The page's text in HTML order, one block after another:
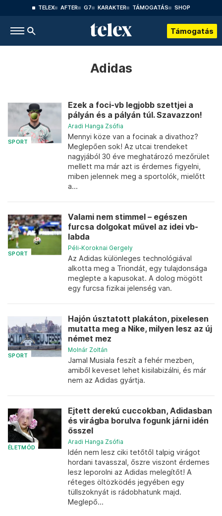
TELEX AFTER G7 KARAKTER TÁMOGATÁS SHOP
Támogatás
Adidas
SPORT
Ezek a foci-vb legjobb szettjei a
pályán és a pályán túl. Szavazzon!
Aradi Hanga Zsófia
Mennyi köze van a focinak a divathoz?
Meglepően sok! Az utcai trendeket
nagyjából 30 éve meghatározó mezőrület
mellett ma már azt is érdemes figyelni,
miben jelennek meg a sportolók, mielőtt
a...
SPORT
Valami nem stimmel – egészen
furcsa dolgokat művel az idei vb-
labda
Péli-Koroknai Gergely
Az Adidas különleges technológiával
alkotta meg a Triondát, egy tulajdonsága
meglepte a kapusokat. A dolog mögött
egy furcsa fizikai jelenség van.
SPORT
Hajón úsztatott plakáton, pixelesen
mutatta meg a Nike, milyen lesz az új
német mez
Molnár Zoltán
Jamal Musiala feszít a fehér mezben,
amiből keveset lehet kisilabizálni, és már
nem az Adidas gyártja.
ÉLETMÓD
Ejtett derekú cuccokban, Adidasban
és virágba borulva fogunk járni idén
ősszel
Aradi Hanga Zsófia
Idén nem lesz ciki tetőtől talpig virágot
hordani tavasszal, őszre viszont érdemes
lesz leporolni az Adidas melegítőt! A
réteges öltözködés jegyében egy
tüllszoknyát is rádobhatunk majd.
Meglepő...